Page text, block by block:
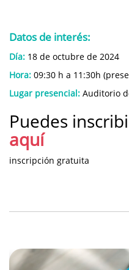
Datos de interés:
Día: 18 de octubre de 2024
Hora: 09:30 h a 11:30h
Lugar presencial: Auditorio
Puedes
aquí
inscripción gratuita